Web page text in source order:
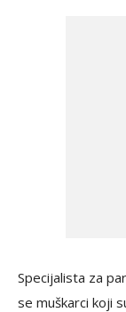
Specijalista za
se muškarci koji